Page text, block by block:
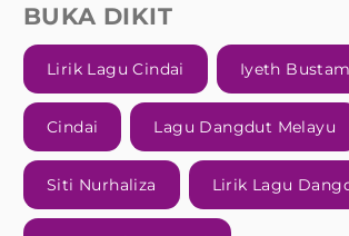
BUKA DIKIT
Lirik Lagu Cindai Iyeth
Cindai Lagu Dangdut Melayu
Siti Nurhaliza Lirik Lagu